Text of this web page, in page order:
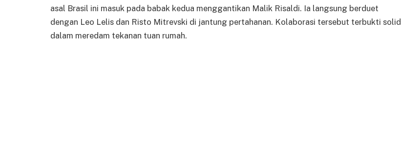
asal Brasil ini masuk pada babak kedua menggantikan Malik Risaldi. Ia langsung berduet
dengan Leo Lelis dan Risto Mitrevski di jantung pertahanan. Kolaborasi tersebut terbukti solid
dalam meredam tekanan tuan rumah.